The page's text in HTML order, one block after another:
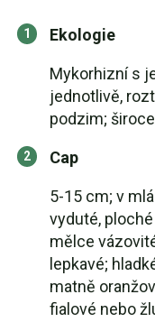
Ekologie
Mykorhizní s
jednotlivě,
podzim;
Cap
5-15 cm; v
vyduté,
mělce
lepkavé;
matně
fialové nebo